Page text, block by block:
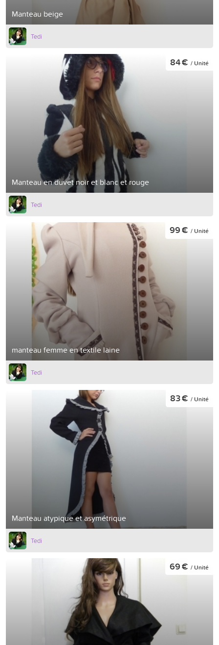
Manteau beige
Tedi
Manteau en duvet noir et blanc et rouge
84 € / Unité
Tedi
manteau femme en textile laine
99 € / Unité
Tedi
Manteau atypique et asymétrique
83 € / Unité
Tedi
69 € / Unité